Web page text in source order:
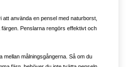
använda en pensel med naturborst,
Penslarna rengörs effektivt och
mellan målningsgångerna. Så om du